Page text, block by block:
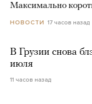
Максимально
НОВОСТИ 17 часов назад
В Грузии снова
июля
11 часов назад